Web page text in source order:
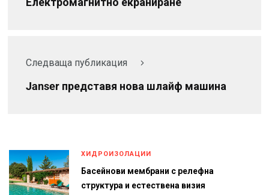
Следваща публикация
Janser представя нова шлайф машина
ХИДРОИЗОЛАЦИИ
Басейнови мембрани с релефна
структура и естествена визия